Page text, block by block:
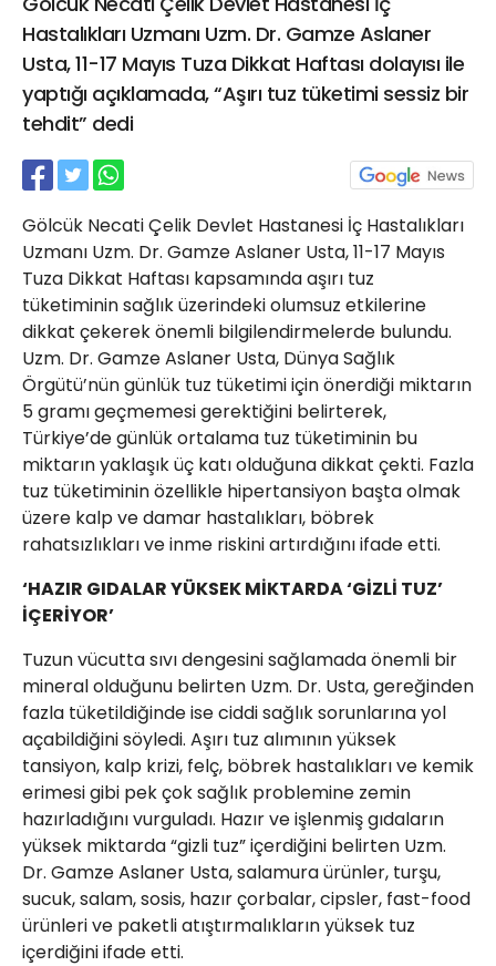
Hastalıkları Uzmanı Uzm. Dr. Gamze Aslaner
Usta, 11-17 Mayıs Tuza Dikkat Haftası dolayısı ile
yaptığı açıklamada, “Aşırı tuz tüketimi sessiz bir
tehdit” dedi
Gölcük Necati Çelik Devlet Hastanesi İç Hastalıkları
Uzmanı Uzm. Dr. Gamze Aslaner Usta, 11-17 Mayıs
Tuza Dikkat Haftası kapsamında aşırı tuz
tüketiminin sağlık üzerindeki olumsuz etkilerine
dikkat çekerek önemli bilgilendirmelerde bulundu.
Uzm. Dr. Gamze Aslaner Usta, Dünya Sağlık
Örgütü’nün günlük tuz tüketimi için önerdiği miktarın
5 gramı geçmemesi gerektiğini belirterek,
Türkiye’de günlük ortalama tuz tüketiminin bu
miktarın yaklaşık üç katı olduğuna dikkat çekti. Fazla
tuz tüketiminin özellikle hipertansiyon başta olmak
üzere kalp ve damar hastalıkları, böbrek
rahatsızlıkları ve inme riskini artırdığını ifade etti.
‘HAZIR GIDALAR YÜKSEK MİKTARDA ‘GİZLİ TUZ’
İÇERİYOR’
Tuzun vücutta sıvı dengesini sağlamada önemli bir
mineral olduğunu belirten Uzm. Dr. Usta, gereğinden
fazla tüketildiğinde ise ciddi sağlık sorunlarına yol
açabildiğini söyledi. Aşırı tuz alımının yüksek
tansiyon, kalp krizi, felç, böbrek hastalıkları ve kemik
erimesi gibi pek çok sağlık problemine zemin
hazırladığını vurguladı. Hazır ve işlenmiş gıdaların
yüksek miktarda “gizli tuz” içerdiğini belirten Uzm.
Dr. Gamze Aslaner Usta, salamura ürünler, turşu,
sucuk, salam, sosis, hazır çorbalar, cipsler, fast-food
ürünleri ve paketli atıştırmalıkların yüksek tuz
içerdiğini ifade etti.
21 Gölcük
02624132333
haber@golcukpostasi.com